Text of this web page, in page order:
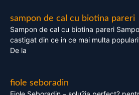
sampon de cal cu biotina pareri
Sampon de cal cu biotina pareri
castigat din ce in ce mai multa
De la
fiole seboradin